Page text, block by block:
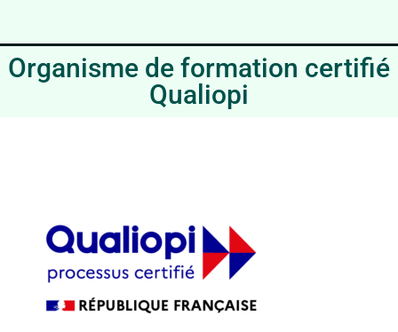
Organisme de formation certifié
Qualiopi